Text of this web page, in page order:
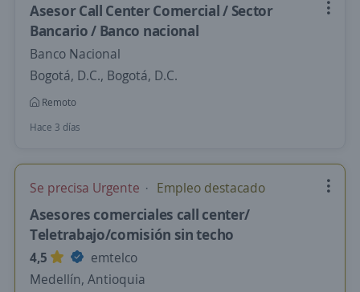
Asesor Call Center Comercial / Sector
Bancario / Banco nacional
Banco Nacional
Bogotá, D.C., Bogotá, D.C.
Remoto
Hace 3 días
Se precisa Urgente Empleo destacado
Asesores comerciales call center/
Teletrabajo/comisión sin techo
4,5
emtelco
Medellín, Antioquia